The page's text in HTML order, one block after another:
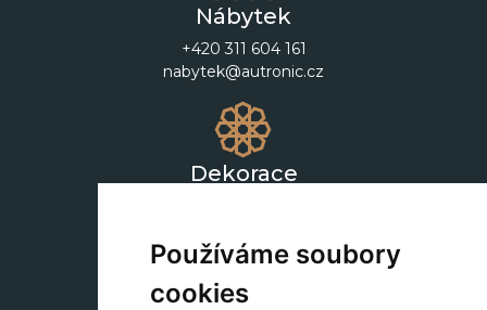
Používáme soubory
cookies
Nábytek
+420 311 604 161
nabytek@autronic.cz
Dekorace